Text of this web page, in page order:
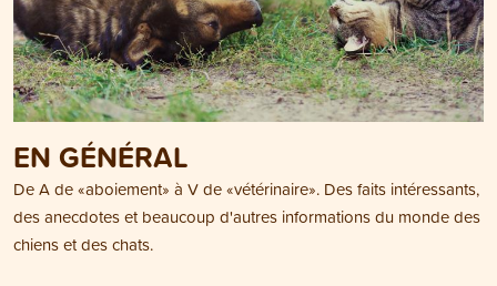
EN GÉNÉRAL
De A de «aboiement» à V de «vétérinaire». Des faits intéressants,
des anecdotes et beaucoup d'autres informations du monde des
chiens et des chats.